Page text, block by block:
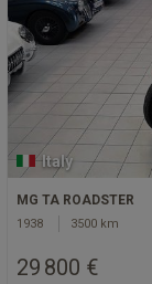
Italy
MG TA ROADSTER
1938 3500 km
29 800 €